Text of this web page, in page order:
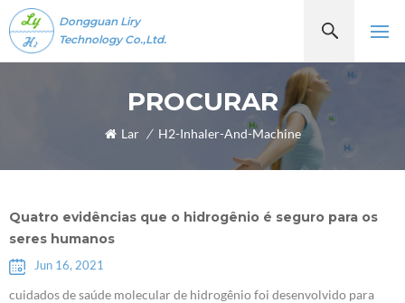
Dongguan Liry
Technology Co.,Ltd.
PROCURAR
Lar / H2-Inhaler-And-Machine
Quatro evidências que o hidrogênio é seguro para os
seres humanos
Jun 16, 2021
cuidados de saúde molecular de hidrogênio foi desenvolvido para